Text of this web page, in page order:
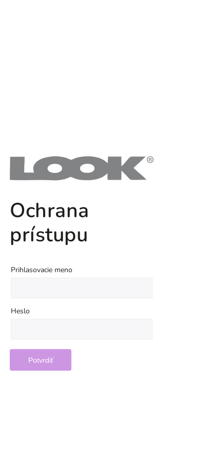
Ochrana
prístupu
Prihlasovacie meno
Heslo
Potvrdiť